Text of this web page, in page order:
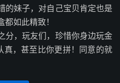
的妹子，对自己宝贝肯定也是
如此精致！
分，玩友们，珍惜你身边玩金
真，甚至比你更拼！同意的就